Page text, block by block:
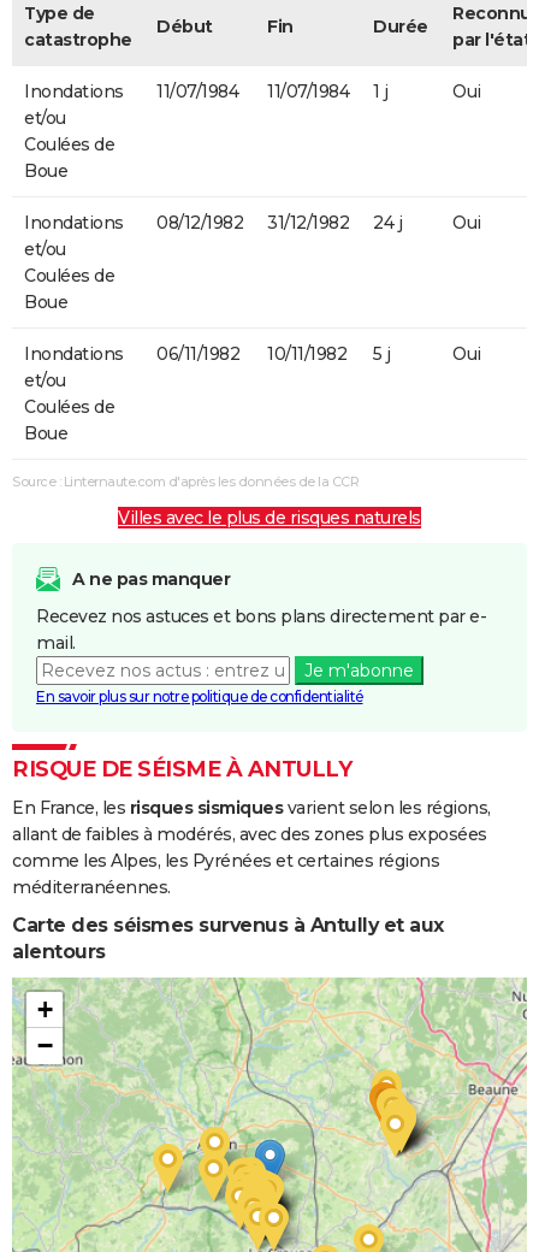
Type de
catastrophe
Début Fin Durée
par l'état
Inondations
et/ou
Coulées de
Boue
11/07/1984 11/07/1984 1 j Oui
Inondations
et/ou
Coulées de
Boue
08/12/1982 31/12/1982 24 j Oui
Inondations
et/ou
Coulées de
Boue
06/11/1982 10/11/1982 5 j Oui
Source : Linternaute.com d'après les données de la CCR
Villes avec le plus de risques naturels
A ne pas manquer
Recevez nos astuces et bons plans directement par e-
mail.
Je m'abonne
En savoir plus sur notre politique de confidentialité
RISQUE DE SÉISME À ANTULLY
En France, les risques sismiquesvarient selon les régions,
allant de faibles à modérés, avec des zones plus exposées
comme les Alpes, les Pyrénées et certaines régions
méditerranéennes.
Carte des séismes survenus à Antully et aux
alentours
+
−